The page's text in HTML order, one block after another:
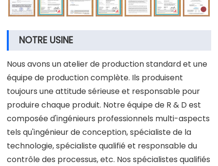
NOTRE USINE
Nous avons un atelier de production standard et une
équipe de production complète. Ils produisent
toujours une attitude sérieuse et responsable pour
produire chaque produit. Notre équipe de R & D est
composée d'ingénieurs professionnels multi-aspects
tels qu'ingénieur de conception, spécialiste de la
technologie, spécialiste qualifié et responsable du
contrôle des processus, etc. Nos spécialistes qualifiés